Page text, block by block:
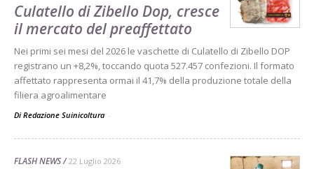
Culatello di Zibello Dop, cresce
il mercato del preaffettato
Nei primi sei mesi del 2026 le vaschette di Culatello di Zibello DOP
registrano un +8,2%, toccando quota 527.457 confezioni. Il formato
affettato rappresenta ormai il 41,7% della produzione totale della
filiera agroalimentare
Di Redazione Suinicoltura -
FLASH NEWS 22 Luglio 2026